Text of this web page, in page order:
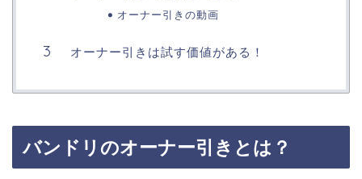
オーナー引きの動画
オーナー引きは試す価値がある！
バンドリのオーナー引きとは？